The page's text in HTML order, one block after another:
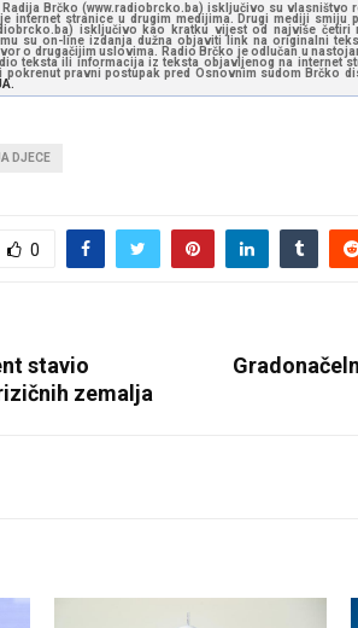
Brčko (www.radiobrcko.ba) isključivo su vlasništvo
internet stranice u drugim medijima. Drugi mediji
isključivo kao kratku vijest od najviše
su on-line izdanja dužna objaviti link na originalni
o drugačijim uslovima. Radio Brčko je odlučan u
teksta ili informacija iz teksta objavljenog na internet
pravni postupak pred Osnovnim sudom Brčko
DJECE
0
stavio
zemalja